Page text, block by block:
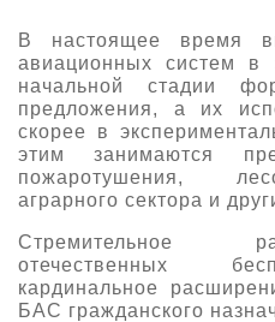
Пресс-релизы
В настоящее время
авиационных систем в
начальной стадии
предложения, а их
скорее в
этим занимаются
пожаротушения,
аграрного сектора и
Стремительное
отечественных
кардинальное
БАС гражданского